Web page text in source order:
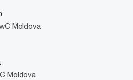
Moldova
Moldova